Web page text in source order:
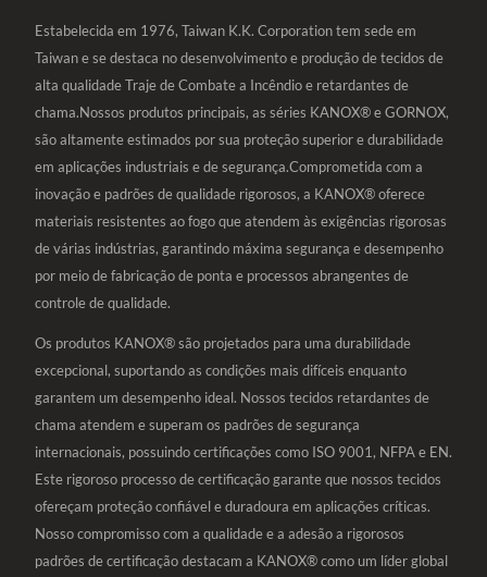
Estabelecida em 1976, Taiwan K.K. Corporation tem sede em
Taiwan e se destaca no desenvolvimento e produção de tecidos de
alta qualidade Traje de Combate a Incêndio e retardantes de
chama.Nossos produtos principais, as séries KANOX® e GORNOX,
são altamente estimados por sua proteção superior e durabilidade
em aplicações industriais e de segurança.Comprometida com a
inovação e padrões de qualidade rigorosos, a KANOX® oferece
materiais resistentes ao fogo que atendem às exigências rigorosas
de várias indústrias, garantindo máxima segurança e desempenho
por meio de fabricação de ponta e processos abrangentes de
controle de qualidade.
Os produtos KANOX® são projetados para uma durabilidade
excepcional, suportando as condições mais difíceis enquanto
garantem um desempenho ideal. Nossos tecidos retardantes de
chama atendem e superam os padrões de segurança
internacionais, possuindo certificações como ISO 9001, NFPA e EN.
Este rigoroso processo de certificação garante que nossos tecidos
ofereçam proteção confiável e duradoura em aplicações críticas.
Nosso compromisso com a qualidade e a adesão a rigorosos
padrões de certificação destacam a KANOX® como um líder global